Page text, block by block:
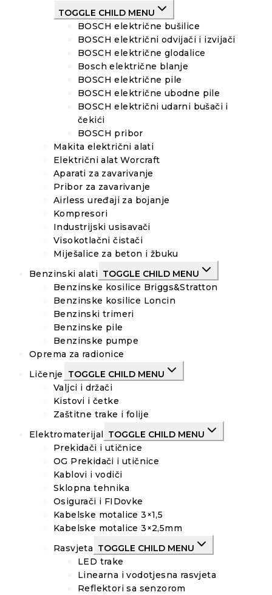
TOGGLE CHILD MENU
BOSCH električne bušilice
BOSCH električni odvijači i izvijači
BOSCH električne glodalice
Bosch električne blanje
BOSCH električne pile
BOSCH električne ubodne pile
BOSCH električni udarni bušači i
čekići
BOSCH pribor
Makita električni alati
Električni alat Worcraft
Aparati za zavarivanje
Pribor za zavarivanje
Airless uređaji za bojanje
Kompresori
Industrijski usisavači
Visokotlačni čistači
Miješalice za beton i žbuku
Benzinski alati TOGGLE CHILD MENU
Benzinske kosilice Briggs&Stratton
Benzinske kosilice Loncin
Benzinski trimeri
Benzinske pile
Benzinske pumpe
Oprema za radionice
Ličenje
TOGGLE CHILD MENU
Valjci i držači
Kistovi i četke
Zaštitne trake i folije
Elektromaterijal
TOGGLE CHILD MENU
Prekidači i utičnice
OG Prekidači i utičnice
Kablovi i vodiči
Sklopna tehnika
Osigurači i FIDovke
Kabelske motalice 3×1,5
Kabelske motalice 3×2,5mm
Rasvjeta TOGGLE CHILD MENU
LED trake
Linearna i vodotjesna rasvjeta
Reflektori sa senzorom